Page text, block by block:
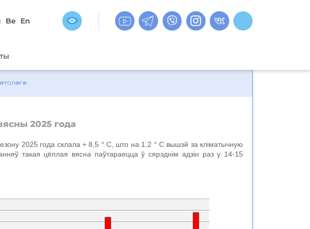
Be En
2025 года
2025 года склала + 8,5 ° C, што на 1,2 ° C вышэй за кліматычную
такая цёплая вясна паўтараецца ў сярэднім адзін раз у 14-15